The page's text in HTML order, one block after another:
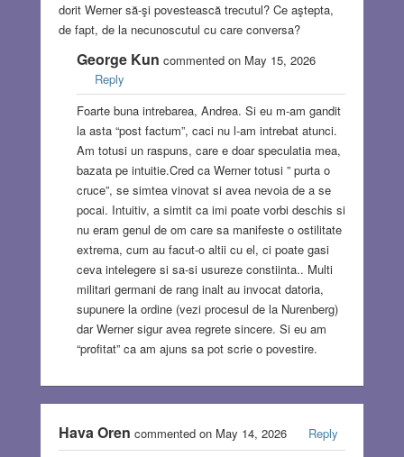
dorit Werner să-şi povestească trecutul? Ce aştepta,
de fapt, de la necunoscutul cu care conversa?
George Kun commented on May 15, 2026
Reply
Foarte buna intrebarea, Andrea. Si eu m-am gandit
la asta “post factum”, caci nu l-am intrebat atunci.
Am totusi un raspuns, care e doar speculatia mea,
bazata pe intuitie.Cred ca Werner totusi ” purta o
cruce”, se simtea vinovat si avea nevoia de a se
pocai. Intuitiv, a simtit ca imi poate vorbi deschis si
nu eram genul de om care sa manifeste o ostilitate
extrema, cum au facut-o altii cu el, ci poate gasi
ceva intelegere si sa-si usureze constiinta.. Multi
militari germani de rang inalt au invocat datoria,
supunere la ordine (vezi procesul de la Nurenberg)
dar Werner sigur avea regrete sincere. Si eu am
“profitat” ca am ajuns sa pot scrie o povestire.
Hava Oren commented on May 14, 2026
Reply